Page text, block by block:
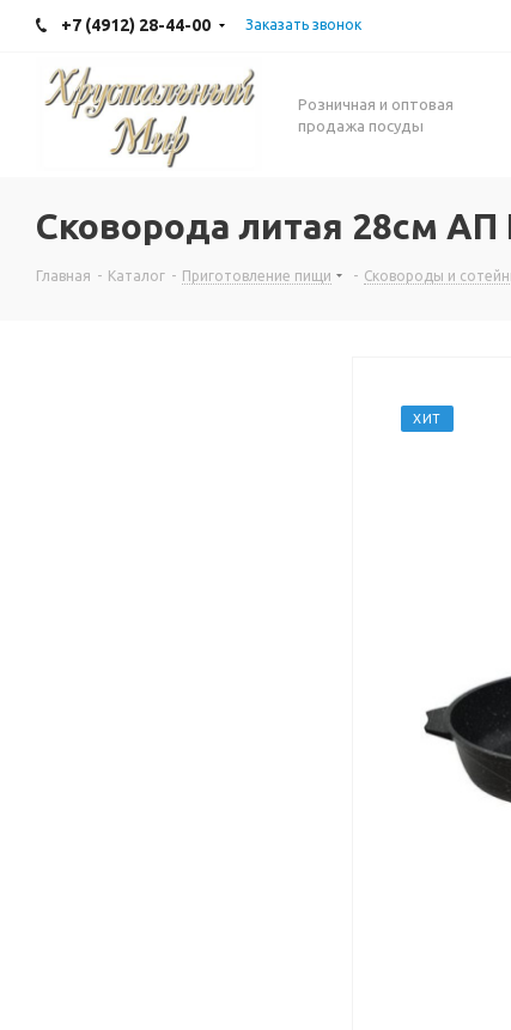
+7 (4912) 28-44-00 Заказать звонок
Розничная и оптовая
продажа посуды
Сковорода литая 28см АП
Главная - Каталог - Приготовление пищи - Сковороды и
ХИТ